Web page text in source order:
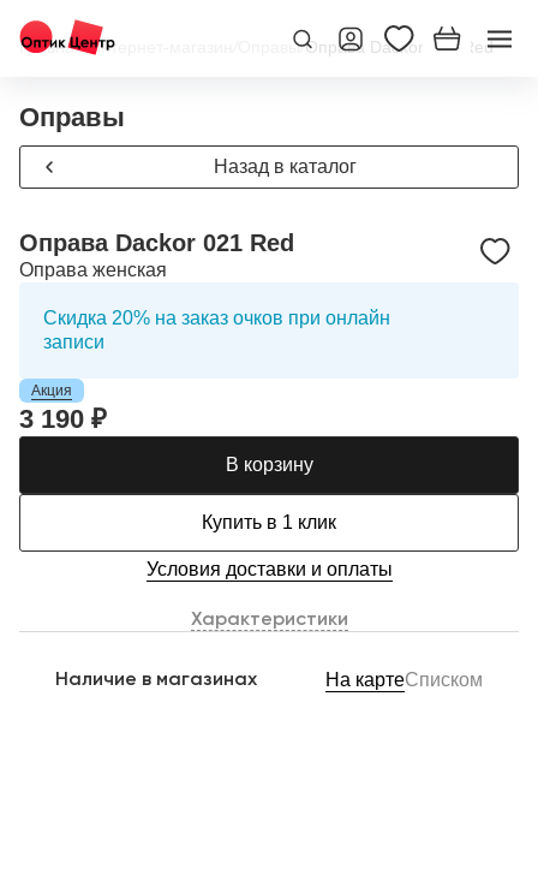
Главная/Интернет-магазин Оправы/Оправа Dackor 021 Red
Оправы
Назад в каталог
Оправа Dackor 021 Red
Оправа женская
Скидка 20% на заказ очков при онлайн
записи
Акция
3 190 ₽
В корзину
Купить в 1 клик
Условия доставки и оплаты
Характеристики
Наличие в магазинах На картеСписком